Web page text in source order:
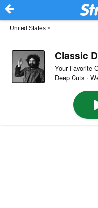
United States >
Classic
Your Favorite
Deep Cuts ·